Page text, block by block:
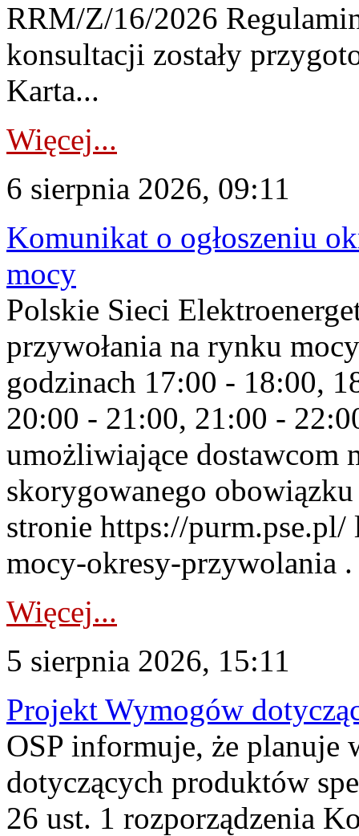
RRM/Z/16/2026
konsultacji zostały
Karta...
Więcej...
6 sierpnia 2026, 09:11
Komunikat o ogłoszeniu
mocy
Polskie Sieci
przywołania na rynku
godzinach 17:00 - 18:00,
20:00 - 21:00, 21:00 -
umożliwiające dostawcom
skorygowanego
stronie https://
mocy-okresy-przywolania
Więcej...
5 sierpnia 2026, 15:11
Projekt Wymogów
OSP informuje, że planuje
dotyczących produktów
26 ust. 1 rozporządzenia